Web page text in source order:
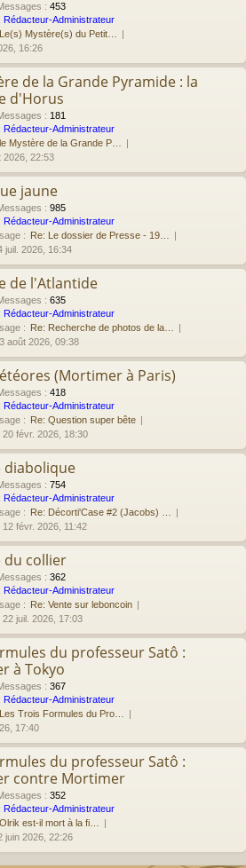
: 453
Rédacteur-Administrateur
Mystère(s) du Petit…
16:26
de la Grande Pyramide : la
d'Horus
: 181
Rédacteur-Administrateur
Mystère de la Grande P…
2026, 22:53
jaune
: 985
Rédacteur-Administrateur
: Re: Le dossier de Presse - 19…
juil. 2026, 16:34
de l'Atlantide
: 635
Rédacteur-Administrateur
: Re: Recherche de photos de la…
août 2026, 09:38
(Mortimer à Paris)
: 418
Rédacteur-Administrateur
: Re: Question super bête
, 20 févr. 2026, 18:30
diabolique
: 754
Rédacteur-Administrateur
: Re: Décorti'Case #2 (Jacobs) …
, 12 févr. 2026, 11:42
du collier
: 362
Rédacteur-Administrateur
: Re: Vente sur leboncoin
, 22 juil. 2026, 17:03
du professeur Satô :
à Tokyo
: 367
Rédacteur-Administrateur
Trois Formules du Pro…
17:40
du professeur Satô :
contre Mortimer
: 352
Rédacteur-Administrateur
est-il mort à la fi…
juin 2026, 22:26